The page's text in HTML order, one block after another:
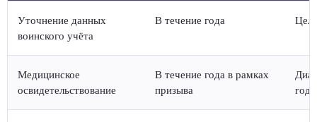
Уточнение данных
воинского учёта
В течение года
Медицинское
освидетельствование
В течение года в рамках
призыва